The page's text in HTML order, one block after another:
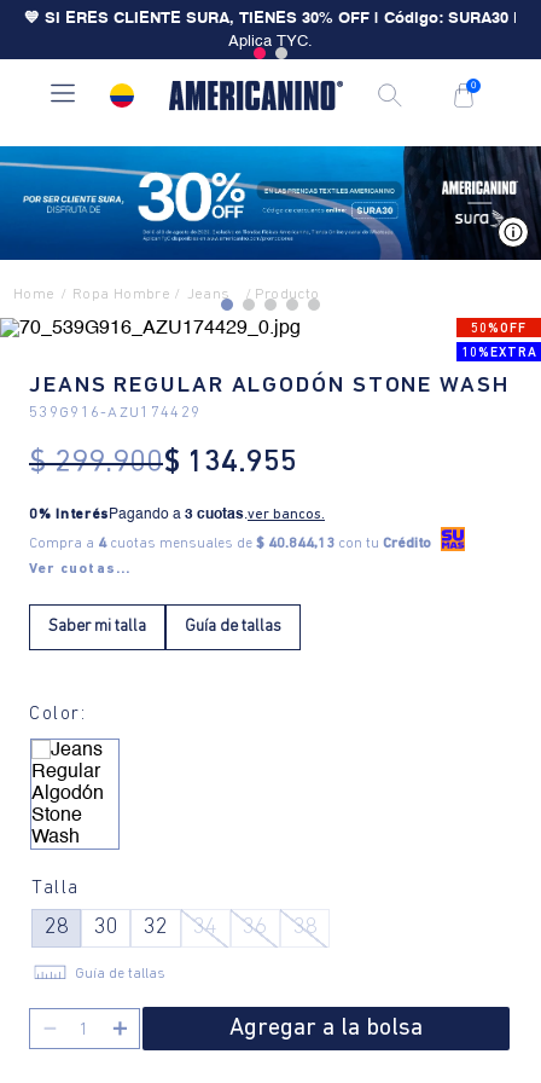
💙 SI ERES CLIENTE SURA, TIENES 30% OFF | Código: SURA30
Aplica TYC.
0
Ropa Hombre Jeans
50%OFF
10%EXTRA
JEANS REGULAR ALGODÓN STONE WASH
539G916-AZU174429
$ 299.900$ 134.955
0% Interés Pagando a 3 cuotas.ver bancos.
Compra a 4cuotas mensuales de $ 40.844,13 con tu Crédito
Ver cuotas...
Saber mi talla Guía de tallas
Color:
Talla
28 30 32 34 36 38
Guía de tallas
＋
－ Agregar a la bolsa